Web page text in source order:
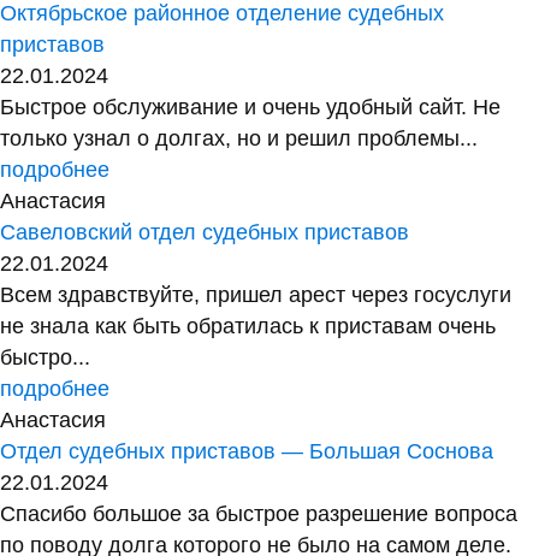
Октябрьское районное отделение судебных
приставов
22.01.2024
Быстрое обслуживание и очень удобный сайт. Не
только узнал о долгах, но и решил проблемы...
подробнее
Анастасия
Савеловский отдел судебных приставов
22.01.2024
Всем здравствуйте, пришел арест через госуслуги
не знала как быть обратилась к приставам очень
быстро...
подробнее
Анастасия
Отдел судебных приставов — Большая Соснова
22.01.2024
Спасибо большое за быстрое разрешение вопроса
по поводу долга которого не было на самом деле.